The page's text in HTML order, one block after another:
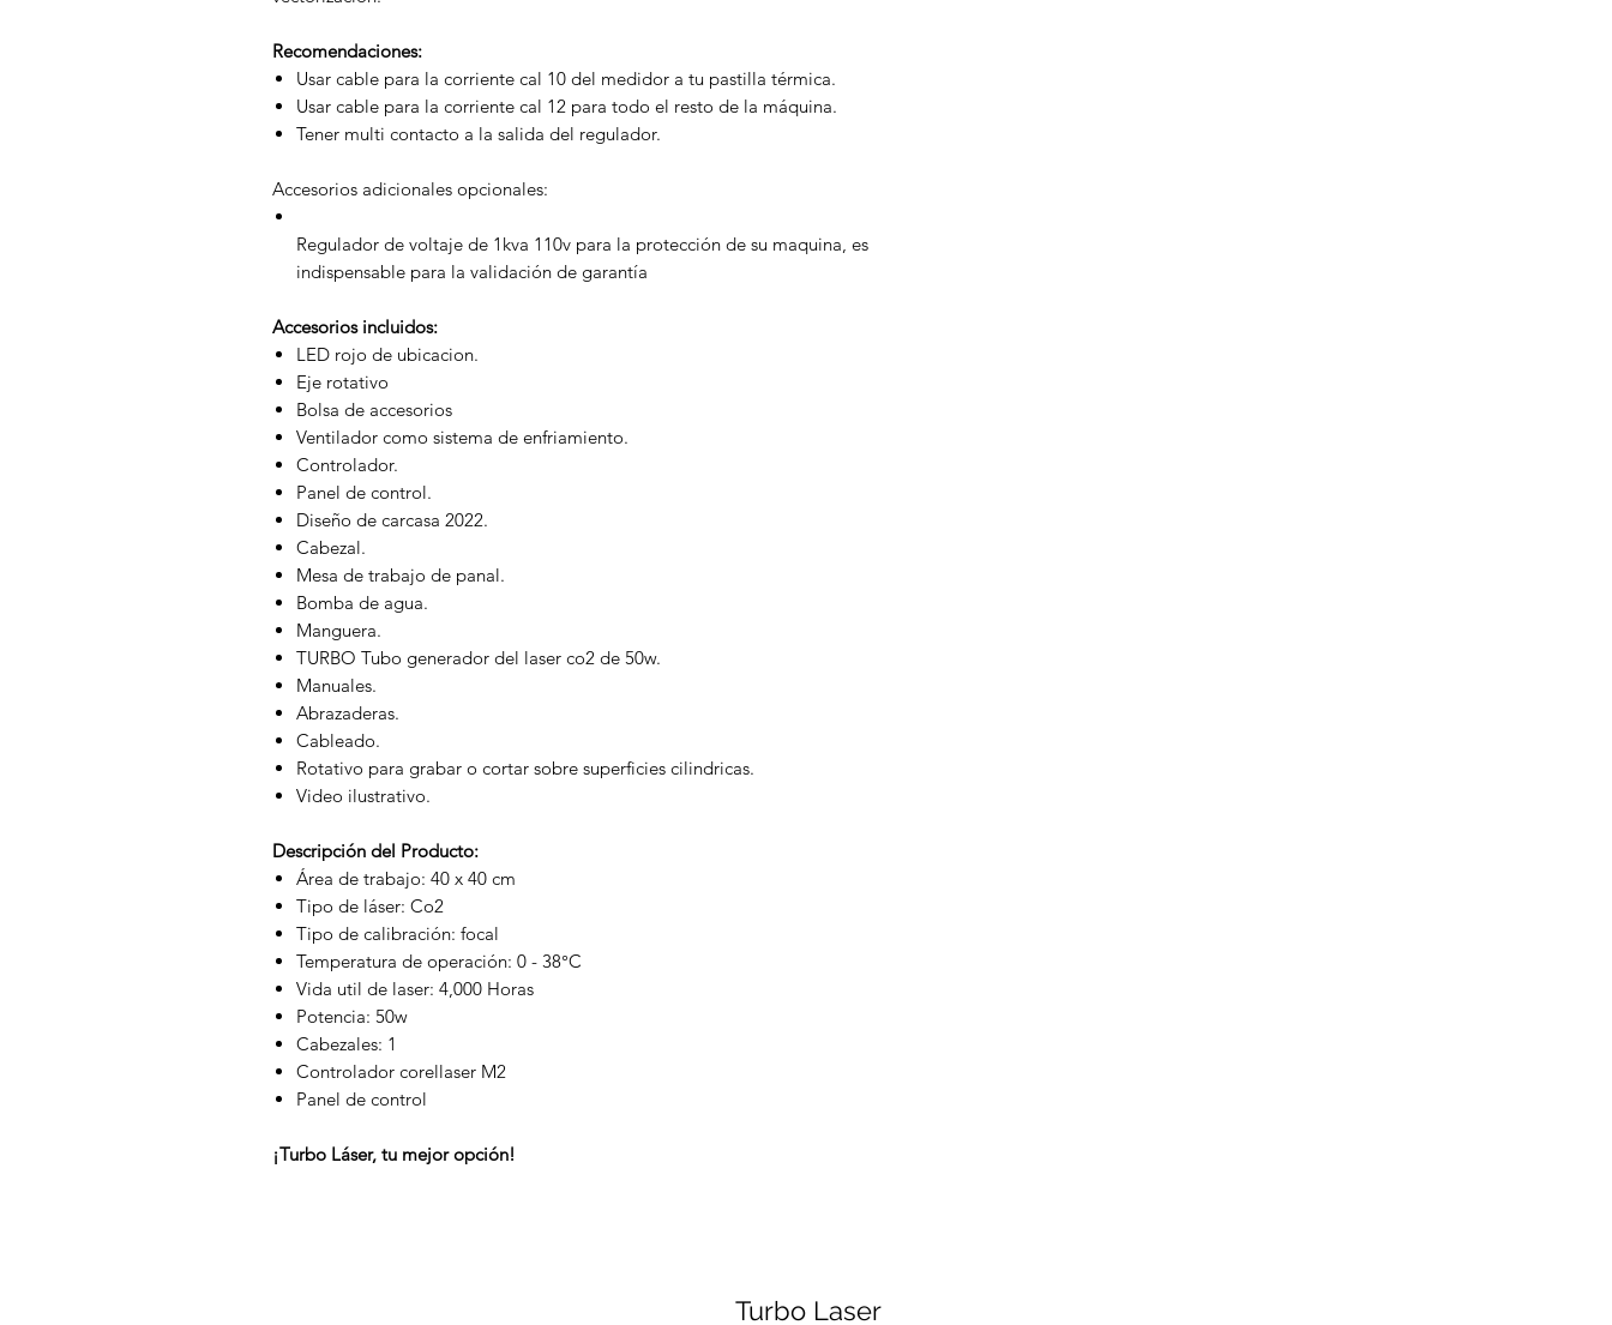
Recomendaciones:
Usar cable para la corriente cal 10 del medidor a tu pastilla térmica.
Usar cable para la corriente cal 12 para todo el resto de la máquina.
Tener multi contacto a la salida del regulador.
Accesorios adicionales opcionales:
Regulador de voltaje de 1kva 110v para la protección de su maquina, es
indispensable para la validación de garantía
Accesorios incluidos:
LED rojo de ubicacion.
Eje rotativo
Bolsa de accesorios
Ventilador como sistema de enfriamiento.
Controlador.
Panel de control.
Diseño de carcasa 2022.
Cabezal.
Mesa de trabajo de panal.
Bomba de agua.
Manguera.
TURBO Tubo generador del laser co2 de 50w.
Manuales.
Abrazaderas.
Cableado.
Rotativo para grabar o cortar sobre superficies cilindricas.
Video ilustrativo.
Descripción del Producto:
Área de trabajo: 40 x 40 cm
Tipo de láser: Co2
Tipo de calibración: focal
Temperatura de operación: 0 - 38°C
Vida util de laser: 4,000 Horas
Potencia: 50w
Cabezales: 1
Controlador corellaser M2
Panel de control
¡Turbo Láser, tu mejor opción!
Turbo Laser